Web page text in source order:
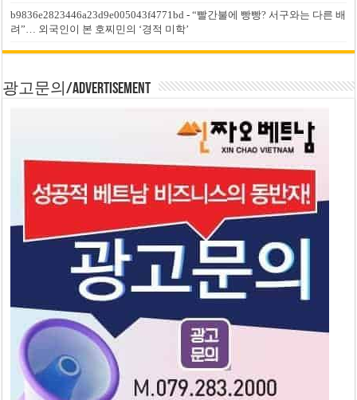
b9836e2823446a23d9e005043f4771bd -“빨간불에 빵빵? 서구와는 다른 배
려”… 외국인이 본 호찌민의 ‘경적 미학’
광고문의/Advertisement